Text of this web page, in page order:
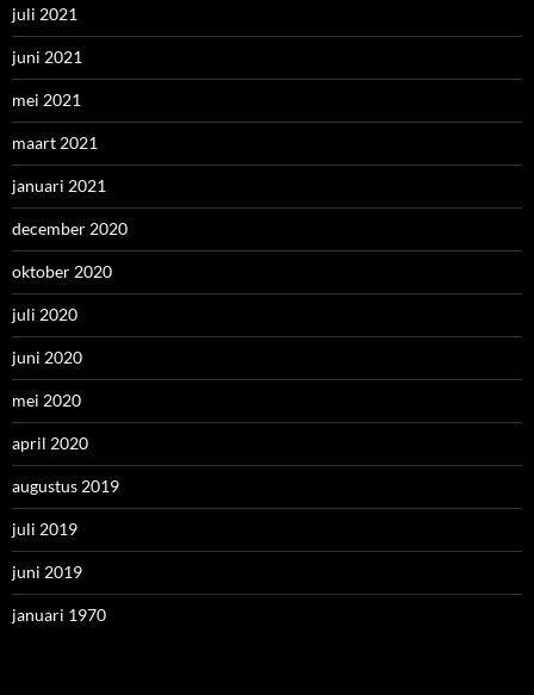
juli 2021
juni 2021
mei 2021
maart 2021
januari 2021
december 2020
oktober 2020
juli 2020
juni 2020
mei 2020
april 2020
augustus 2019
juli 2019
juni 2019
januari 1970